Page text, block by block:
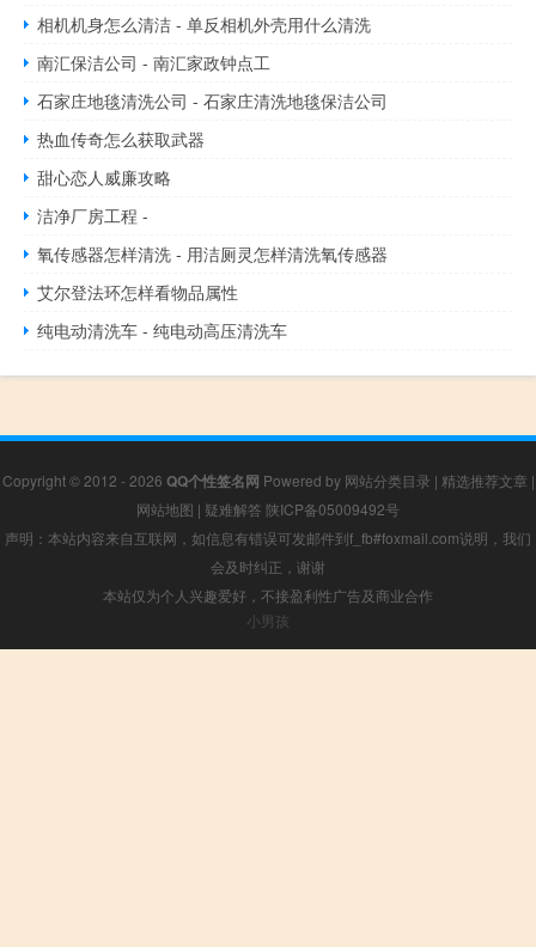
相机机身怎么清洁 - 单反相机外壳用什么清洗
南汇保洁公司 - 南汇家政钟点工
石家庄地毯清洗公司 - 石家庄清洗地毯保洁公司
热血传奇怎么获取武器
甜心恋人威廉攻略
洁净厂房工程 -
氧传感器怎样清洗 - 用洁厕灵怎样清洗氧传感器
艾尔登法环怎样看物品属性
纯电动清洗车 - 纯电动高压清洗车
Copyright © 2012 - 2026 QQ个性签名网 Powered by 网站分类目录 | 精选推荐文章 |
网站地图 | 疑难解答 陕ICP备05009492号
声明：本站内容来自互联网，如信息有错误可发邮件到f_fb#foxmail.com说明，我们
会及时纠正，谢谢
本站仅为个人兴趣爱好，不接盈利性广告及商业合作
小男孩